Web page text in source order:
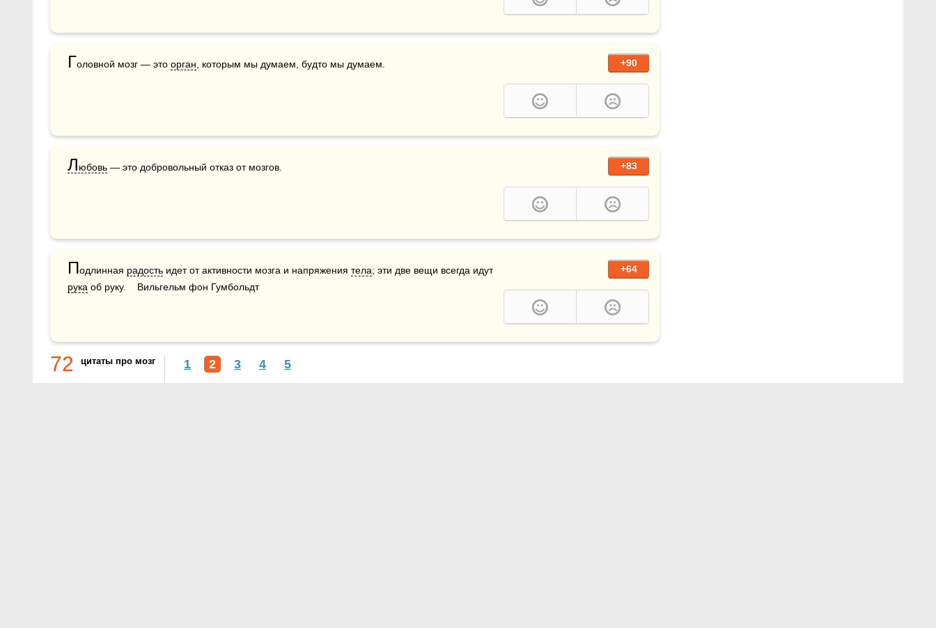
+90
Головной мозг — это орган , которым мы думаем, будто мы думаем.
+83
Любовь — это добровольный отказ от мозгов.
+64
Подлинная радость идет от активности мозга и напряжения тела
рука об руку.    Вильгельм фон Гумбольдт
72 цитаты про мозг 1 2 3 4 5